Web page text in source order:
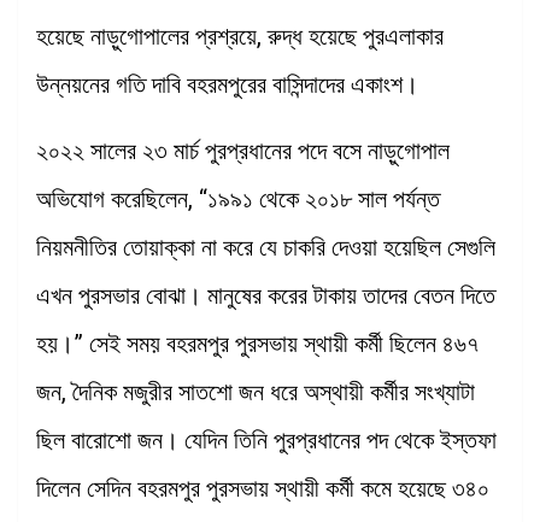
হয়েছে নাড়ুগোপালের প্রশ্রয়ে, রুদ্ধ হয়েছে পুরএলাকার
উন্নয়নের গতি দাবি বহরমপুরের বাসিন্দাদের একাংশ।
২০২২ সালের ২৩ মার্চ পুরপ্রধানের পদে বসে নাড়ুগোপাল
অভিযোগ করেছিলেন, “১৯৯১ থেকে ২০১৮ সাল পর্যন্ত
নিয়মনীতির তোয়াক্কা না করে যে চাকরি দেওয়া হয়েছিল সেগুলি
এখন পুরসভার বোঝা। মানুষের করের টাকায় তাদের বেতন দিতে
হয়।” সেই সময় বহরমপুর পুরসভায় স্থায়ী কর্মী ছিলেন ৪৬৭
জন, দৈনিক মজুরীর সাতশো জন ধরে অস্থায়ী কর্মীর সংখ্যাটা
ছিল বারোশো জন। যেদিন তিনি পুরপ্রধানের পদ থেকে ইস্তফা
দিলেন সেদিন বহরমপুর পুরসভায় স্থায়ী কর্মী কমে হয়েছে ৩৪০